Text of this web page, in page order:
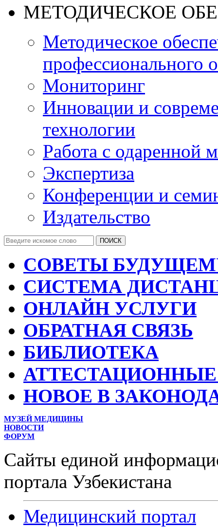
МЕТОДИЧЕСКОЕ
Методическое
профессионального
Мониторинг
Инновации и
технологии
Работа с одаренной
Экспертиза
Конференции и
Издательство
СОВЕТЫ
СИСТЕМА
ОНЛАЙН УСЛУГИ
ОБРАТНАЯ СВЯЗЬ
БИБЛИОТЕКА
НОВОЕ В
МУЗЕЙ МЕДИЦИНЫ
НОВОСТИ
ФОРУМ
Сайты единой
портала Узбекистана
Медицинский портал